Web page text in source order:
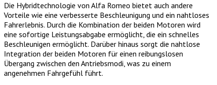
Die Hybridtechnologie von Alfa Romeo bietet auch andere
Vorteile wie eine verbesserte Beschleunigung und ein nahtloses
Fahrerlebnis. Durch die Kombination der beiden Motoren wird
eine sofortige Leistungsabgabe ermöglicht, die ein schnelles
Beschleunigen ermöglicht. Darüber hinaus sorgt die nahtlose
Integration der beiden Motoren für einen reibungslosen
Übergang zwischen den Antriebsmodi, was zu einem
angenehmen Fahrgefühl führt.